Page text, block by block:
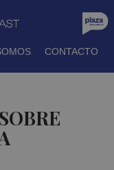
CONTACTO